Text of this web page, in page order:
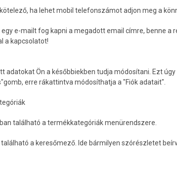
ha lehet mobil telefonszámot adjon meg a
e-mailt fog kapni a megadott email címre, benne
a kapcsolatot!
adatokat Ön a későbbiekben tudja módosítani. Ezt
erre rákattintva módosíthatja a "Fiók adatait".
található a termékkategóriák menürendszere.
található a keresőmező. Ide bármilyen szórészletet